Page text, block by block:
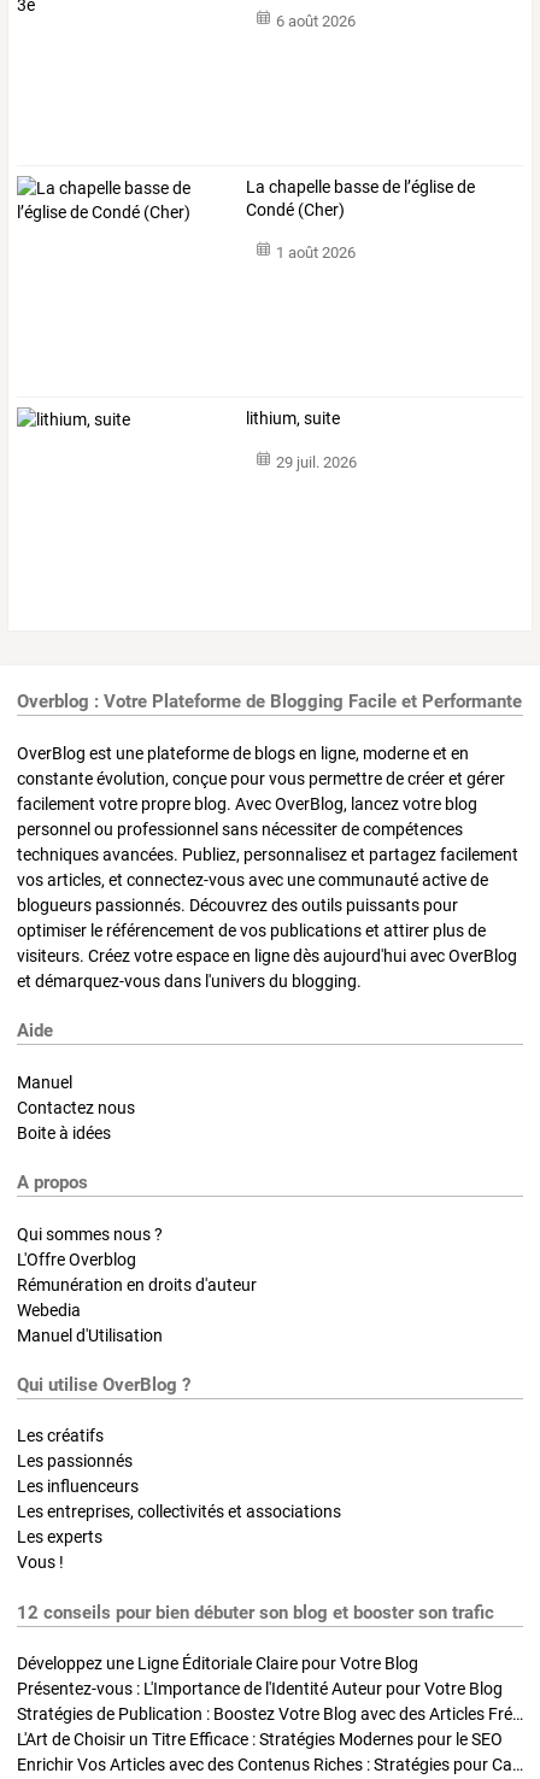
6 août 2026
La chapelle basse de l’église de
Condé (Cher)
1 août 2026
lithium, suite
29 juil. 2026
Overblog : Votre Plateforme de Blogging Facile et Performante
OverBlog est une plateforme de blogs en ligne, moderne et en
constante évolution, conçue pour vous permettre de créer et gérer
facilement votre propre blog. Avec OverBlog, lancez votre blog
personnel ou professionnel sans nécessiter de compétences
techniques avancées. Publiez, personnalisez et partagez facilement
vos articles, et connectez-vous avec une communauté active de
blogueurs passionnés. Découvrez des outils puissants pour
optimiser le référencement de vos publications et attirer plus de
visiteurs. Créez votre espace en ligne dès aujourd'hui avec OverBlog
et démarquez-vous dans l'univers du blogging.
Aide
Manuel
Contactez nous
Boite à idées
A propos
Qui sommes nous ?
L'Offre Overblog
Rémunération en droits d'auteur
Webedia
Manuel d'Utilisation
Qui utilise OverBlog ?
Les créatifs
Les passionnés
Les influenceurs
Les entreprises, collectivités et associations
Les experts
Vous !
12 conseils pour bien débuter son blog et booster son trafic
Développez une Ligne Éditoriale Claire pour Votre Blog
Présentez-vous : L'Importance de l'Identité Auteur pour Votre Blog
Stratégies de Publication : Boostez Votre Blog avec des Articles Fréquents et Exclusifs
L'Art de Choisir un Titre Efficace : Stratégies Modernes pour le SEO
Enrichir Vos Articles avec des Contenus Riches : Stratégies pour Captiver et Optimiser